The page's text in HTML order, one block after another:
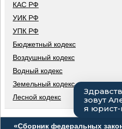
КАС РФ
УИК РФ
УПК РФ
Бюджетный кодекс
Воздушный кодекс
Водный кодекс
Земельный кодекс
Лесной кодекс
«Сборник федеральных